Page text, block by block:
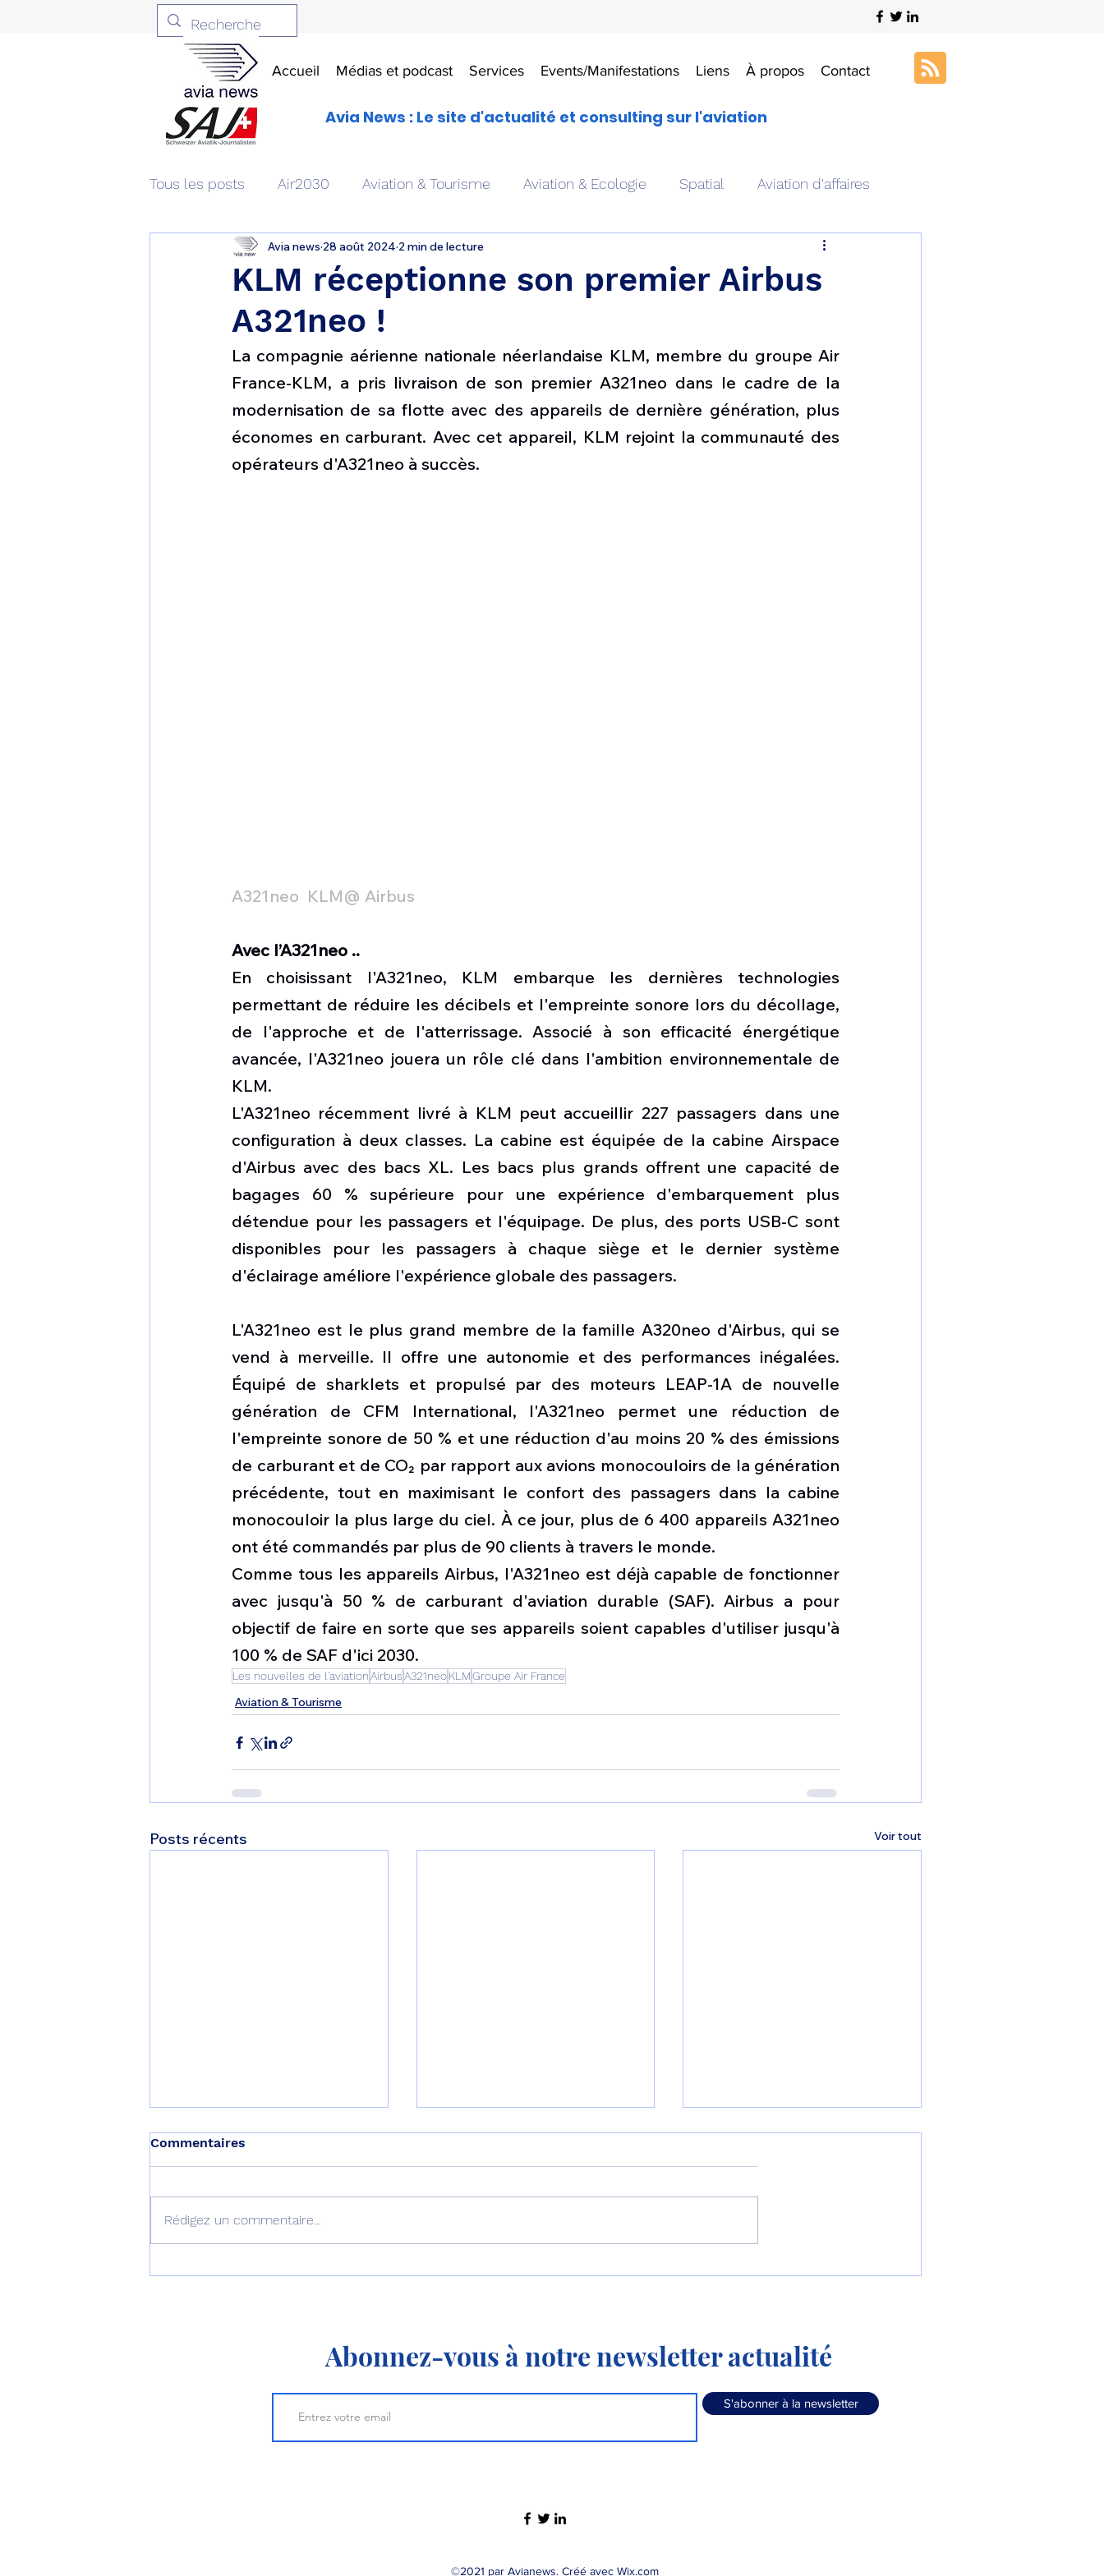
Accueil Médias et podcast Services Events/Manifestations Liens À propos Contact
Avia News : Le site d'actualité et consulting sur l'aviation
Tous les posts Air2030 Aviation & Tourisme Aviation & Ecologie Spatial Aviation d'affaires
Aviation & Défense Livres Drones aériens Art & Aviation
Patrimoine aéronautique Avionique & pilotage
1 er avril Motorisation Défense sol-air DSA Amphibie Drones Composante ESPACE
Shenyang J-35 Bombardier Global 6500 Fret aérien Salon Aéronautique de Dubaï 25
KLM réceptionne son premier Airbus
A321neo !
Avia news 28 août 2024 2 min de lecture
La compagnie aérienne nationale néerlandaise KLM, membre du groupe Air
France-KLM, a pris livraison de son premier A321neo dans le cadre de la
modernisation de sa flotte avec des appareils de dernière génération, plus
économes en carburant. Avec cet appareil, KLM rejoint la communauté des
opérateurs d'A321neo à succès.
A321neo  KLM@ Airbus
Avec l’A321neo ..
En choisissant l'A321neo, KLM embarque les dernières technologies
permettant de réduire les décibels et l'empreinte sonore lors du décollage,
de l'approche et de l'atterrissage. Associé à son efficacité énergétique
avancée, l'A321neo jouera un rôle clé dans l'ambition environnementale de
KLM.
L'A321neo récemment livré à KLM peut accueillir 227 passagers dans une
configuration à deux classes. La cabine est équipée de la cabine Airspace
d'Airbus avec des bacs XL. Les bacs plus grands offrent une capacité de
bagages 60 % supérieure pour une expérience d'embarquement plus
détendue pour les passagers et l'équipage. De plus, des ports USB-C sont
disponibles pour les passagers à chaque siège et le dernier système
d'éclairage améliore l'expérience globale des passagers.
L'A321neo est le plus grand membre de la famille A320neo d'Airbus, qui se
vend à merveille. Il offre une autonomie et des performances inégalées.
Équipé de sharklets et propulsé par des moteurs LEAP-1A de nouvelle
génération de CFM International, l'A321neo permet une réduction de
l'empreinte sonore de 50 % et une réduction d'au moins 20 % des émissions
de carburant et de CO₂ par rapport aux avions monocouloirs de la génération
précédente, tout en maximisant le confort des passagers dans la cabine
monocouloir la plus large du ciel. À ce jour, plus de 6 400 appareils A321neo
ont été commandés par plus de 90 clients à travers le monde.
Comme tous les appareils Airbus, l'A321neo est déjà capable de fonctionner
avec jusqu'à 50 % de carburant d'aviation durable (SAF). Airbus a pour
objectif de faire en sorte que ses appareils soient capables d'utiliser jusqu'à
100 % de SAF d'ici 2030.
Les nouvelles de l'aviationAirbusA321neoKLMGroupe Air France
Aviation & Tourisme
Posts récents Voir tout
Commentaires
Rédigez un commentaire...
Abonnez-vous à notre newsletter actualité
S'abonner à la newsletter
©2021 par Avianews. Créé avec Wix.com